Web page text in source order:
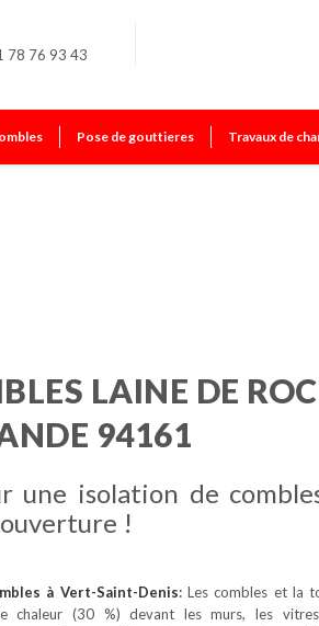
78 76 93 43
Pose de gouttieres Travaux de
LAINE DE
94161
une isolation de
!
à Vert-Saint-Denis:Les combles et la
chaleur (30 %) devant les murs, les